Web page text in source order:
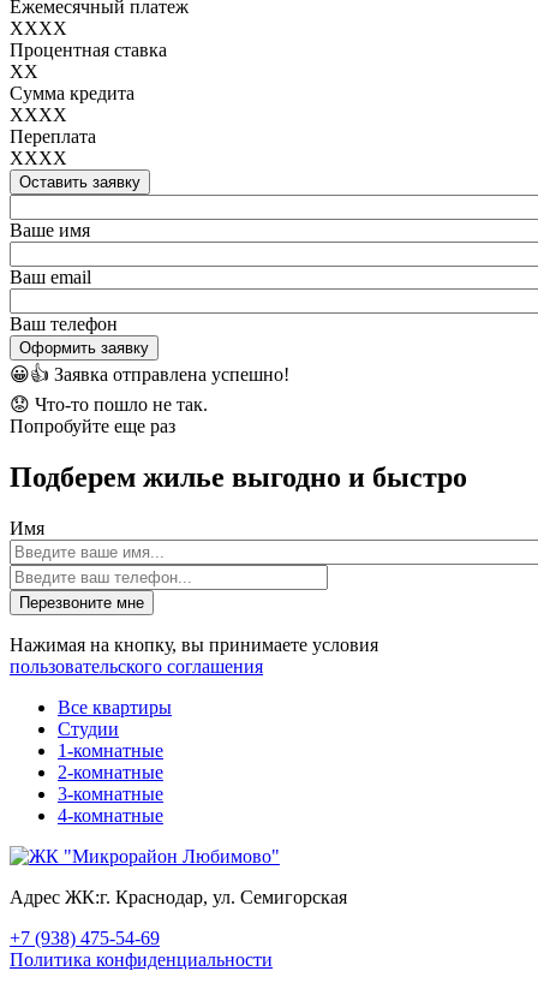
Ежемесячный платеж
XXXX
Процентная ставка
XX
Сумма кредита
XXXX
Переплата
XXXX
Оставить заявку
Ваше имя
Ваш email
Ваш телефон
Оформить заявку
😀👍 Заявка отправлена успешно!
😟 Что-то пошло не так.
Попробуйте еще раз
Подберем жилье выгодно и быстро
Имя
Перезвоните мне
Нажимая на кнопку, вы принимаете условия
пользовательского соглашения
Все квартиры
Студии
1-комнатные
2-комнатные
3-комнатные
4-комнатные
Адрес ЖК:г. Краснодар, ул. Семигорская
+7 (938) 475-54-69
Политика конфиденциальности